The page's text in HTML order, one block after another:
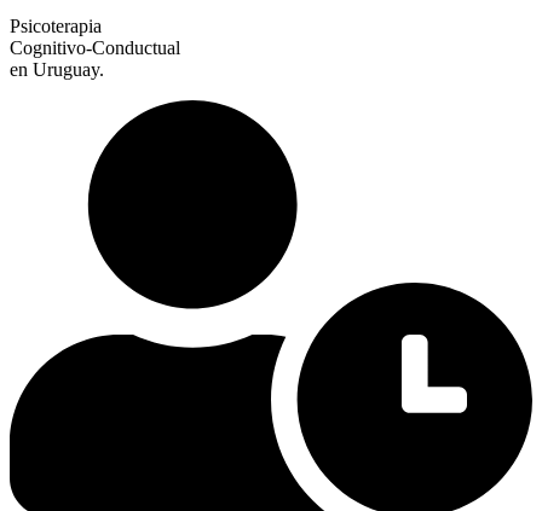
Psicoterapia
Cognitivo-Conductual
en Uruguay.